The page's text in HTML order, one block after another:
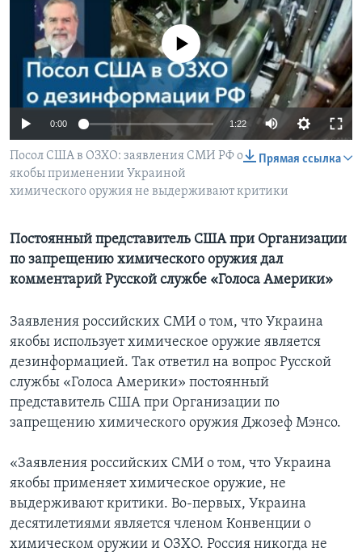
Learning English
СОЦИАЛЬНЫЕ СЕТИ
Языки
No media source currently available
0:00 1:22
Прямая ссылка
Посол США в ОЗХО: заявления СМИ РФ о
якобы применении Украиной
химического оружия не выдерживают критики
Постоянный представитель США при Организации
по запрещению химического оружия дал
комментарий Русской службе «Голоса Америки»
Заявления российских СМИ о том, что Украина
якобы использует химическое оружие является
дезинформацией. Так ответил на вопрос Русской
службы «Голоса Америки» постоянный
представитель США при Организации по
запрещению химического оружия Джозеф Мэнсо.
«Заявления российских СМИ о том, что Украина
якобы применяет химическое оружие, не
выдерживают критики. Во-первых, Украина
десятилетиями является членом Конвенции о
химическом оружии и ОЗХО. Россия никогда не